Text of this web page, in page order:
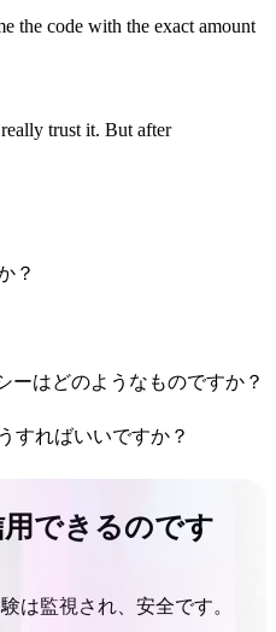
the code with the exact amount
trust it. But after
アカウント、アイテム、代
ム内アイテムを取り扱うオン
。Eldoradoでは多くの人気ゲ
ネーを使って商品やサービス
？
ているゲームへの課金は完全
から購入者と販売者の両方を
ィシステム「トレードシール
。ただし、すべての取引にお
ってください。
ドまたはお客様のUIDのみで
ゲームではアカウントへのロ
ます。提供される配信方法を
課金オファーを選択し、表示
法はとても簡単です。以下の
アカウントにプレミアムゲー
。
します。
お読みください。 課金を
報を確認できます。 選択
ーはどのようなものですか？
れない場合や商品説明と異な
ます。購入者は、注文ページ
立てることで、返金を請求す
すればいいですか？
たと販売者の間でチャットボ
品の受け取り方法についてご
にはいつでも支援を提供す
画面からクレームを申し立て
できるのです
は監視され、安全です。